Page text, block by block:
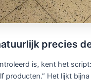
precies
is, kent het
producten.” Het lijkt